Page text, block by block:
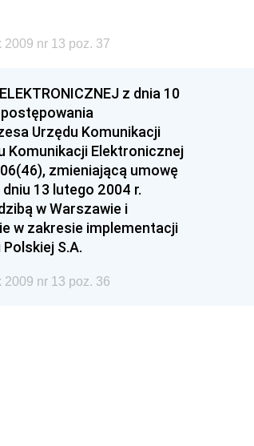
nr 13 poz. 37
z dnia 10
Urzędu Komunikacji
Komunikacji Elektronicznej
zmieniającą umowę
13 lutego 2004 r.
w Warszawie i
w zakresie implementacji
S.A.
nr 13 poz. 36